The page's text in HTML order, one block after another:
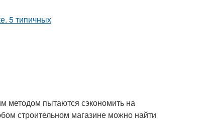
методом пытаются сэкономить на
строительном магазине можно найти